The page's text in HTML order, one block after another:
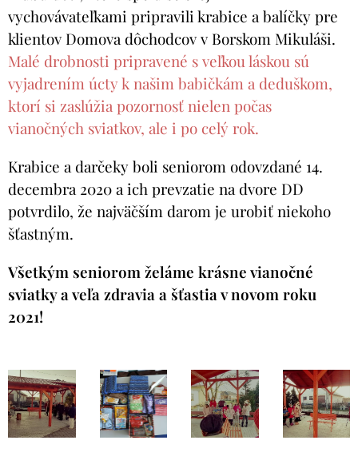
vychovávateľkami pripravili krabice a balíčky pre
klientov Domova dôchodcov v Borskom Mikuláši.
Malé drobnosti pripravené s veľkou láskou sú
vyjadrením úcty k našim babičkám a deduškom,
ktorí si zaslúžia pozornosť nielen počas
vianočných sviatkov, ale i po celý rok.
Krabice a darčeky boli seniorom odovzdané 14.
decembra 2020 a ich prevzatie na dvore DD
potvrdilo, že najväčším darom je urobiť niekoho
šťastným.
Všetkým seniorom želáme krásne vianočné
sviatky a veľa zdravia a šťastia v novom roku
2021!